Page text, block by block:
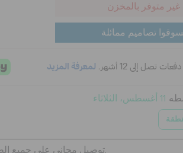
غير متوفر بالمخزن
تصاميم ممائلة
11 أغسطس، الثلاثاء
توصيل مجاني على جميع الطلبيات.